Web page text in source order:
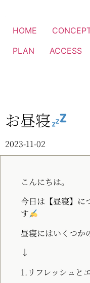
HOME
PLAN
ACCESS
お昼寝
2023-11-02
こんにちは。
今日は【昼寝】に
す
昼寝にはいくつか
↓
1.リフレッシュと